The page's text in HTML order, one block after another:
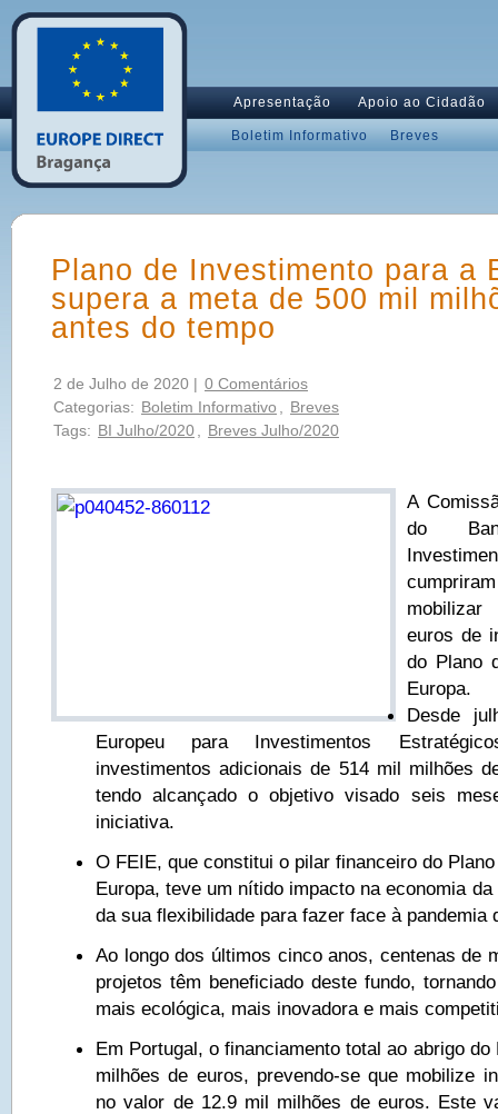
Apresentação Apoio ao Cidadão
Boletim Informativo Breves
Plano de Investimento para a
supera a meta de 500 mil
antes do tempo
2 de Julho de 2020 | 0 Comentários
Categorias: Boletim Informativo
Breves
Tags: BI Julho/2020 Breves Julho/2020
A
do
euros de
do Plano
Europa.
Desde
Europeu para Investimentos
investimentos adicionais de 514 mil milhões
tendo alcançado o objetivo visado seis
iniciativa.
O FEIE, que constitui o pilar financeiro do
Europa, teve um nítido impacto na economia
da sua flexibilidade para fazer face à pandemia
Ao longo dos últimos cinco anos, centenas de
projetos têm beneficiado deste fundo,
mais ecológica, mais inovadora e mais
Em Portugal, o financiamento total ao abrigo
milhões de euros, prevendo-se que mobilize
no valor de 12.9 mil milhões de euros. Este